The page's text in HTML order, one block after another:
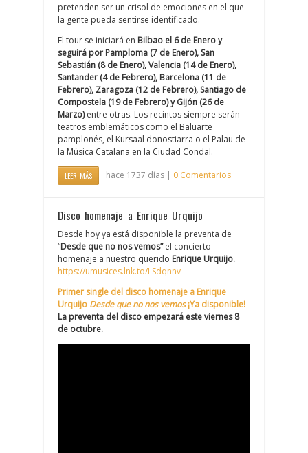
pretenden ser un crisol de emociones en el que
la gente pueda sentirse identificado.
El tour se iniciará en Bilbao el 6 de Enero y
seguirá por Pamploma (7 de Enero), San
Sebastián (8 de Enero), Valencia (14 de Enero),
Santander (4 de Febrero), Barcelona (11 de
Febrero), Zaragoza (12 de Febrero), Santiago de
Compostela (19 de Febrero) y Gijón (26 de
Marzo)entre otras. Los recintos siempre serán
teatros emblemáticos como el Baluarte
pamplonés, el Kursaal donostiarra o el Palau de
la Música Catalana en la Ciudad Condal.
LEER MÁS hace 1737 días | 0 Comentarios
Disco homenaje a Enrique Urquijo
Desde hoy ya está disponible la preventa de
“Desde que no nos vemos”el concierto
homenaje a nuestro querido Enrique Urquijo.
https://umusices.lnk.to/LSdqnnv
Primer single del disco homenaje a Enrique
Urquijo Desde que no nos vemos¡Ya disponible!
La preventa del disco empezará esteviernes 8
de octubre.